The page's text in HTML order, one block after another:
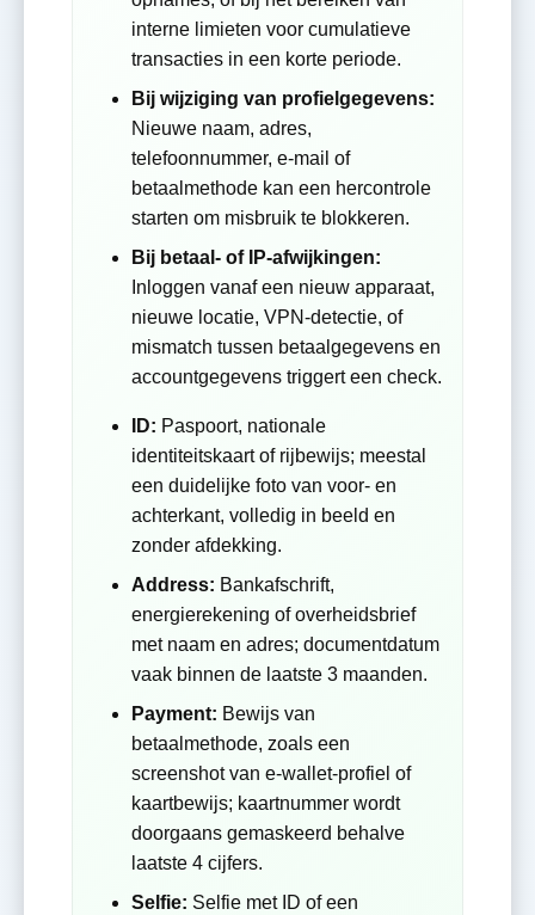
interne limieten voor cumulatieve
transacties in een korte periode.
Bij wijziging van profielgegevens:
Nieuwe naam, adres,
telefoonnummer, e-mail of
betaalmethode kan een hercontrole
starten om misbruik te blokkeren.
Bij betaal- of IP-afwijkingen:
Inloggen vanaf een nieuw apparaat,
nieuwe locatie, VPN-detectie, of
mismatch tussen betaalgegevens en
accountgegevens triggert een check.
ID: Paspoort, nationale
identiteitskaart of rijbewijs; meestal
een duidelijke foto van voor- en
achterkant, volledig in beeld en
zonder afdekking.
Address: Bankafschrift,
energierekening of overheidsbrief
met naam en adres; documentdatum
vaak binnen de laatste 3 maanden.
Payment: Bewijs van
betaalmethode, zoals een
screenshot van e-wallet-profiel of
kaartbewijs; kaartnummer wordt
doorgaans gemaskeerd behalve
laatste 4 cijfers.
Selfie: Selfie met ID of een